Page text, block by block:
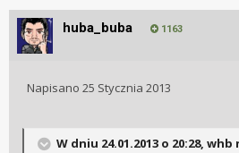
huba_buba 1163
Napisano 25 Stycznia 2013
W dniu 24.01.2013 o 20:28, whb